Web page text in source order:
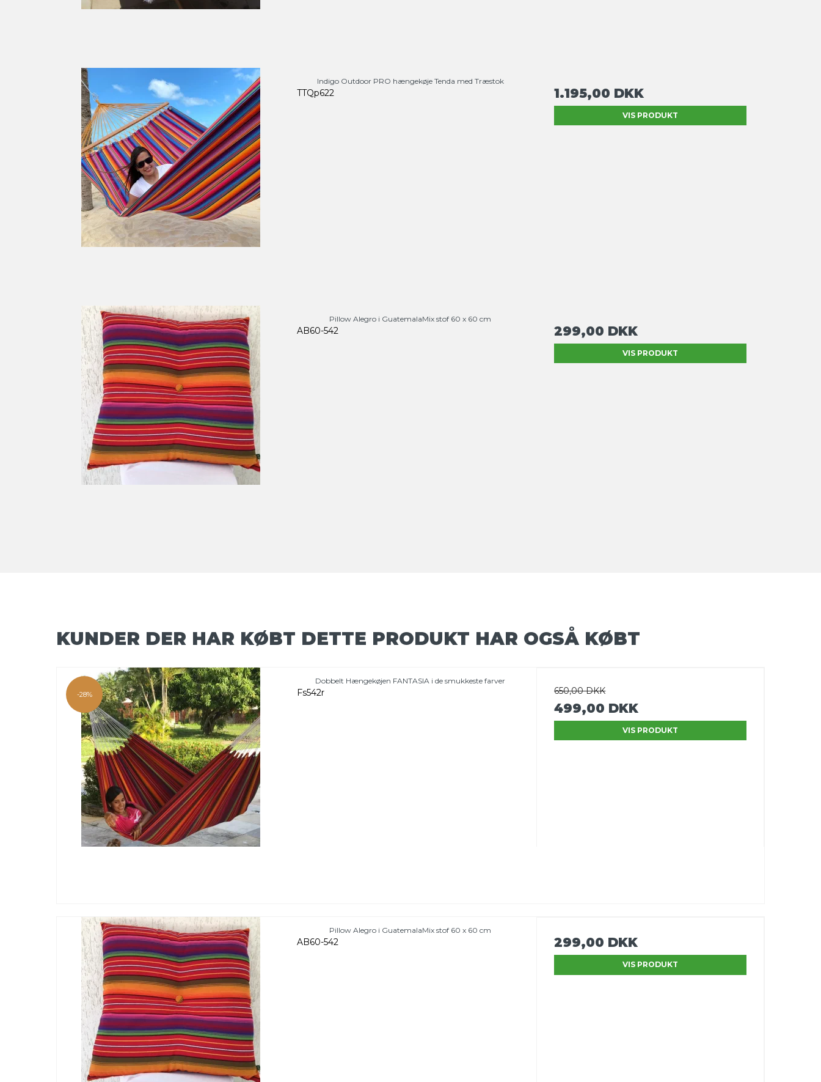
Indigo Outdoor PRO hængekøje Tenda med Træstok
TTQp622 1.195,00 DKK
VIS PRODUKT
Pillow Alegro i GuatemalaMix stof 60 x 60 cm
AB60-542 299,00 DKK
VIS PRODUKT
KUNDER DER HAR KØBT DETTE PRODUKT HAR OGSÅ KØBT
-28%
Dobbelt Hængekøjen FANTASIA i de smukkeste farver
Fs542r 650,00 DKK
499,00 DKK
VIS PRODUKT
Pillow Alegro i GuatemalaMix stof 60 x 60 cm
AB60-542 299,00 DKK
VIS PRODUKT